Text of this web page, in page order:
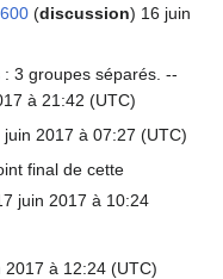
(discussion) 16 juin
: 3 groupes séparés. --
à 21:42 (UTC)
juin 2017 à 07:27 (UTC)
final de cette
juin 2017 à 10:24
2017 à 12:24 (UTC)